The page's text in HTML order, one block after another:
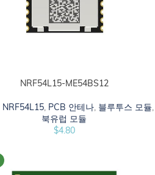
가하십시오
NRF54L15-ME54BS12
NRF54L15 PCB 안테나 블루투스 모듈
북유럽 모듈
$4.80